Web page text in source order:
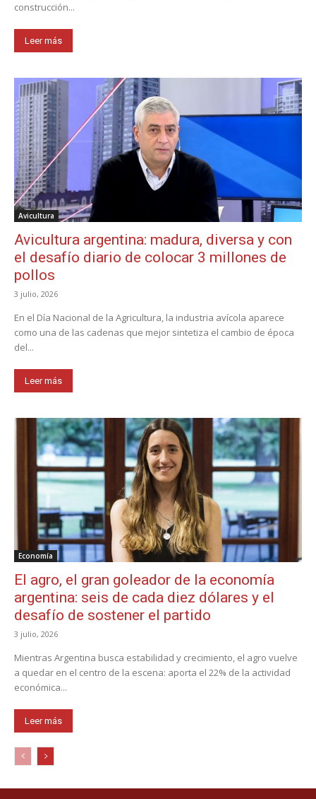
construcción...
Leer más
Avicultura
Avicultura argentina: madura, diversa y con
el desafío diario de colocar 3 millones de
pollos
3 julio, 2026
En el Día Nacional de la Agricultura, la industria avícola aparece
como una de las cadenas que mejor sintetiza el cambio de época
del...
Leer más
Economía
El agro, el gran goleador de la economía
argentina: seis de cada diez dólares y el
desafío de sostener el partido
3 julio, 2026
Mientras Argentina busca estabilidad y crecimiento, el agro vuelve
a quedar en el centro de la escena: aporta el 22% de la actividad
económica...
Leer más